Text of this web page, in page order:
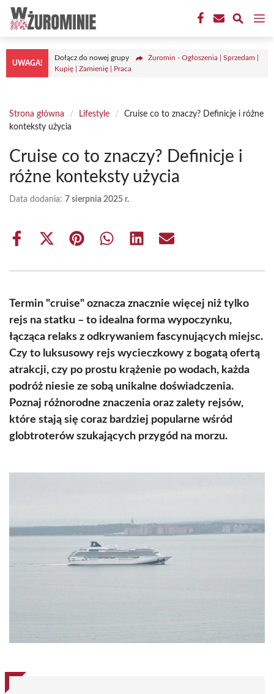
Przejdź
treści
UWAGA!
Dołącz do nowej grupy
Żuromin - Ogłoszenia | Sprzedam |
Kupię | Zamienię | Praca
Strona główna / Lifestyle /
Cruise co to znaczy? Definicje i różne
konteksty użycia
Cruise co to znaczy? Definicje i
różne konteksty użycia
Data dodania: 7 sierpnia 2025 r.
Share
Share
(Twitter)
Share Share Share Share
Termin "cruise" oznacza znacznie więcej niż tylko
rejs na statku – to idealna forma wypoczynku,
łącząca relaks z odkrywaniem fascynujących miejsc.
Czy to luksusowy rejs wycieczkowy z bogatą ofertą
atrakcji, czy po prostu krążenie po wodach, każda
podróż niesie ze sobą unikalne doświadczenia.
Poznaj różnorodne znaczenia oraz zalety rejsów,
które stają się coraz bardziej popularne wśród
globtroterów szukających przygód na morzu.